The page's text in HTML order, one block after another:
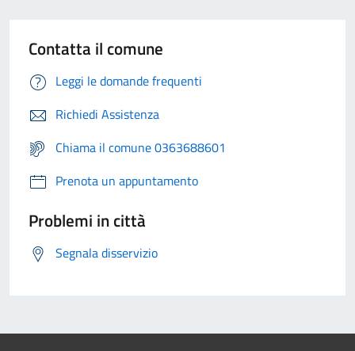
Contatta il comune
Leggi le domande frequenti
Richiedi Assistenza
Chiama il comune 0363688601
Prenota un appuntamento
Problemi in città
Segnala disservizio